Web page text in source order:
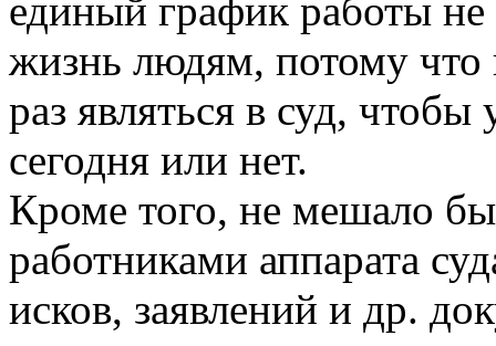
единый график работы
жизнь людям, потому что
раз являться в суд,
сегодня или нет.
Кроме того, не мешало
работниками аппарата
исков, заявлений и др.